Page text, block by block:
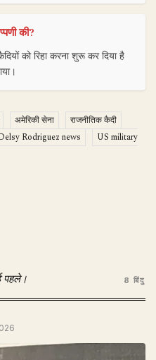
की?
को रिहा करना शुरू कर दिया है
अमेरिकी सेना
राजनीतिक कैदी
Rodriguez news
US military
पहले। 8 बिंदु